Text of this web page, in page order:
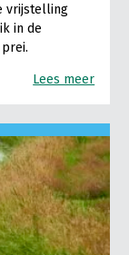
vrijstelling
in de
Lees meer